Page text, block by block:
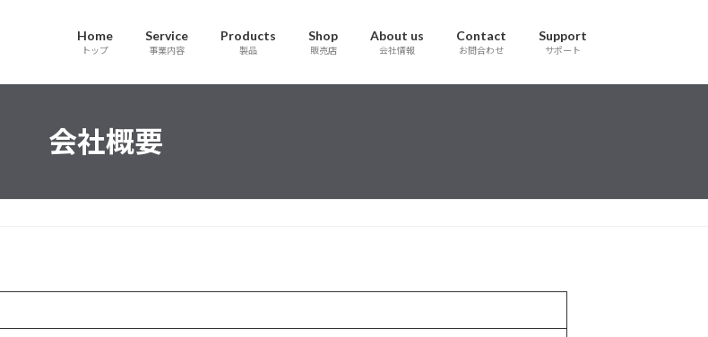
Home
トップ
Service
事業内容
Products
製品
Shop
販売店
About us
会社情報
Contact
お問合わせ
Support
サポート
会社概要